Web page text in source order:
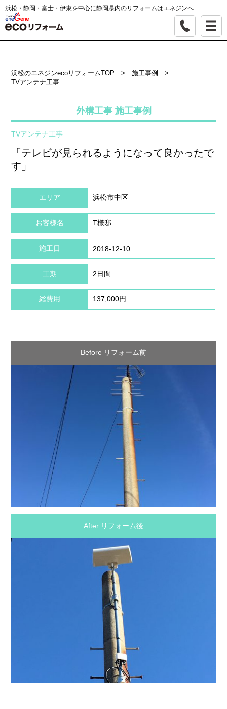
浜松・静岡・富士・伊東を中心に静岡県内のリフォームはエネジンへ
浜松のエネジンecoリフォームTOP >施工事例
>
TVアンテナ工事
外構工事 施工事例
TVアンテナ工事
「テレビが見られるようになって良かったで
す」
エリア 浜松市中区
お客様名 T様邸
施工日 2018-12-10
工期 2日間
総費用 137,000円
Before リフォーム前
After リフォーム後